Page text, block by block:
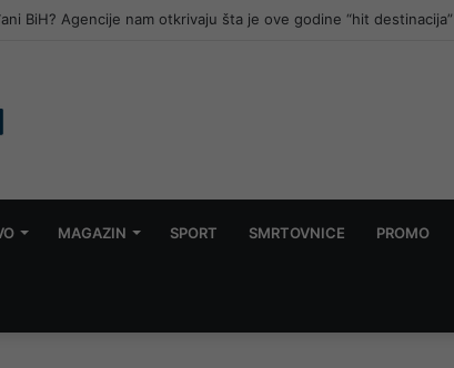
BiH? Agencije nam otkrivaju šta je ove godine “hit destinacija”
MAGAZIN SPORT SMRTOVNICE PROMO